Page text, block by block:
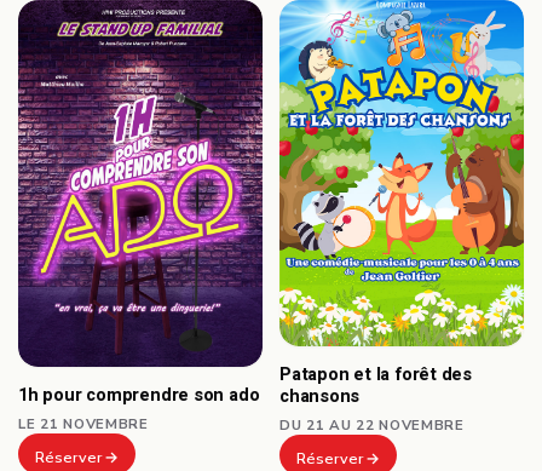
1h pour comprendre son ado
LE 21 NOVEMBRE
Réserver
Patapon et la forêt des
chansons
DU 21 AU 22 NOVEMBRE
Réserver